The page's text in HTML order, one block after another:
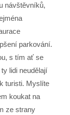
návštěvníků,
parkování.
s tím ať se
lidi neudělají
turisti. Myslíte
koukat na
ze strany